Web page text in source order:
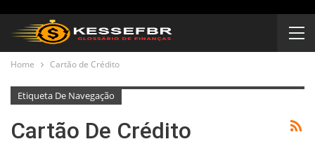
Home Cartão de Crédito
Etiqueta De Navegação
Cartão De Crédito